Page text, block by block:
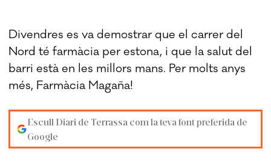
Divendres es va demostrar que el carrer del
Nord té farmàcia per estona, i que la salut del
barri està en les millors mans. Per molts anys
més, Farmàcia Magaña!
Escull Diari de Terrassa com la teva font preferida de
Google